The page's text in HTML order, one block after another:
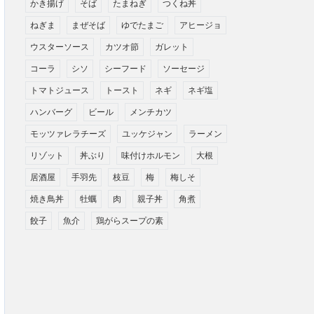
かき揚げ そば たまねぎ つくね丼
ねぎま まぜそば ゆでたまご アヒージョ
ウスターソース カツオ節 ガレット
コーラ シソ シーフード ソーセージ
トマトジュース トースト ネギ ネギ塩
ハンバーグ ビール メンチカツ
モッツァレラチーズ ユッケジャン ラーメン
リゾット 丼ぶり 味付けホルモン 大根
居酒屋 手羽先 枝豆 梅 梅しそ
焼き鳥丼 牡蠣 肉 親子丼 角煮
餃子 魚介 鶏がらスープの素